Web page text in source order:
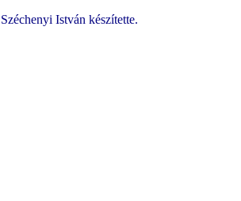
István készítette.